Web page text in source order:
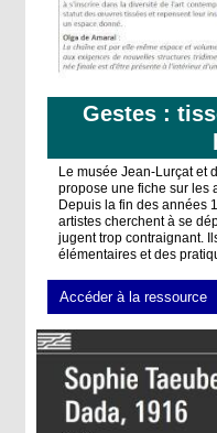
Gestes :
Le musée Jean-Lurçat et
propose une fiche sur les
Depuis la fin des années
artistes cherchent à se
jugenttrop contraignant.
élémentaires et des pra
Accéder à la ressource